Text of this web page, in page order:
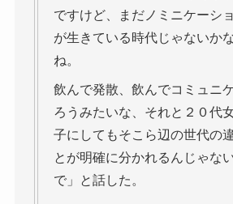
ですけど、まだノミニケーシ
が生きている時代じゃないか
ね。
飲んで発散、飲んでコミュニ
ろうみたいな、それと２０代
子にしてもそこら辺の世代の
とが明確に分かれるんじゃな
で」と話した。